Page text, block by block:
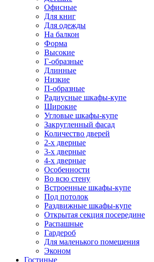
Офисные
Для книг
Для одежды
На балкон
Форма
Высокие
Г-образные
Длинные
Низкие
П-образные
Радиусные шкафы-купе
Широкие
Угловые шкафы-купе
Закругленный фасад
Количество дверей
2-х дверные
3-х дверные
4-х дверные
Особенности
Во всю стену
Встроенные шкафы-купе
Под потолок
Раздвижные шкафы-купе
Открытая секция посередине
Распашные
Гардероб
Для маленького помещения
Эконом
Гостиные